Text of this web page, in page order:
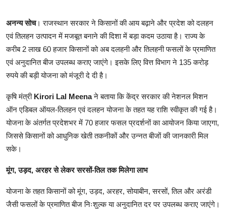
अनन्य सोच। राजस्थान सरकार ने किसानों की आय बढ़ाने और प्रदेश को दलहन
एवं तिलहन उत्पादन में मजबूत बनाने की दिशा में बड़ा कदम उठाया है। राज्य के
करीब 2 लाख 60 हजार किसानों को अब दलहनी और तिलहनी फसलों के प्रमाणित
एवं अनुदानित बीज उपलब्ध कराए जाएंगे। इसके लिए वित्त विभाग ने 135 करोड़
रुपये की बड़ी योजना को मंजूरी दे दी है।
कृषि मंत्री Kirori Lal Meenaने बताया कि केंद्र सरकार की नेशनल मिशन
ऑन एडिबल ऑयल-तिलहन एवं दलहन योजना के तहत यह राशि स्वीकृत की गई है।
योजना के अंतर्गत प्रदेशभर में 70 हजार फसल प्रदर्शनों का आयोजन किया जाएगा,
जिससे किसानों को आधुनिक खेती तकनीकों और उन्नत बीजों की जानकारी मिल
सके।
मूंग, उड़द, अरहर से लेकर सरसों-तिल तक मिलेगा लाभ
योजना के तहत किसानों को मूंग, उड़द, अरहर, सोयाबीन, सरसों, तिल और अरंडी
जैसी फसलों के प्रमाणित बीज निःशुल्क या अनुदानित दर पर उपलब्ध कराए जाएंगे।